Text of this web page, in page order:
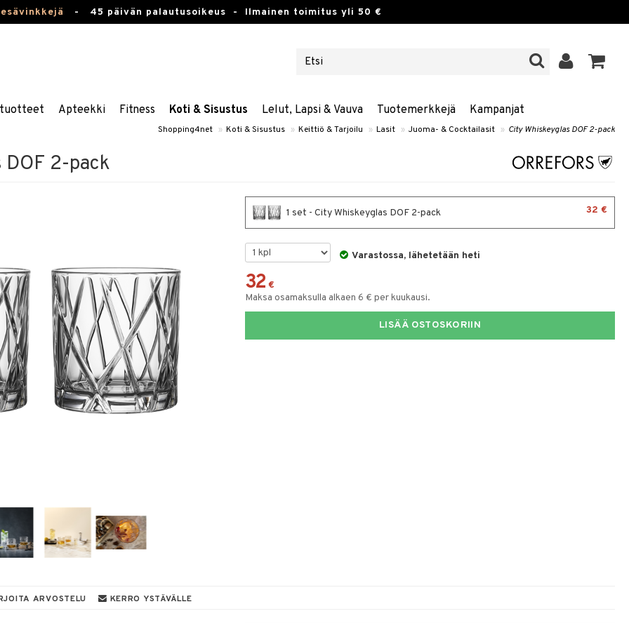
- 45 päivän palautusoikeus - Ilmainen toimitus yli 50 €
Apteekki Fitness Koti & Sisustus Lelut, Lapsi & Vauva Tuotemerkkejä Kampanjat
Shopping4net » Koti & Sisustus » Keittiö & Tarjoilu » Lasit » Juoma- & Cocktailasit » City Whiskeyglas DOF 2-pack
DOF 2-pack
1 set - City Whiskeyglas DOF 2-pack 32 €
Varastossa, lähetetään heti
32 €
Maksa osamaksulla alkaen 6 € per kuukausi.
LISÄÄ OSTOSKORIIN
ARVOSTELU KERRO YSTÄVÄLLE